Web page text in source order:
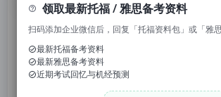
原创 托你的福_小福 托你的福
2025年06月08日 17:02
领取最新托福 / 雅思备考资料
扫码添加企业微信后，回复「托福资料包」或「雅
最新托福备考资料
最新雅思备考资料
近期考试回忆与机经预测